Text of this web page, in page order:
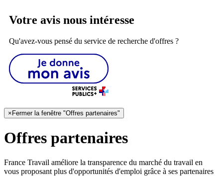
Votre avis nous intéresse
Qu'avez-vous pensé du service de recherche d'offres ?
× Fermer la fenêtre "Offres partenaires"
Offres partenaires
France Travail améliore la transparence du marché du travail en
vous proposant plus d'opportunités d'emploi grâce à ses partenaires